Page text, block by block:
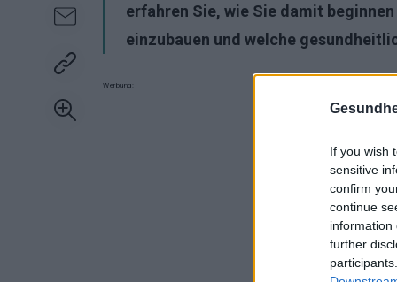
If you wish
sensitive
confirm
continue
information
further
erfahren Sie, wie Sie damit
einzubauen und welche
Werbung: